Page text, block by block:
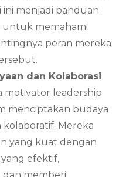
ini menjadi panduan
untuk memahami
peran mereka
dan Kolaborasi
motivator leadership
menciptakan budaya
Mereka
yang kuat dengan
efektif,
dan memberi